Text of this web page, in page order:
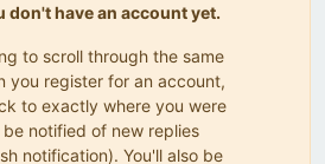
have an account yet.
to scroll through the same
you register for an account,
to exactly where you were
notified of new replies
notification). You'll also be